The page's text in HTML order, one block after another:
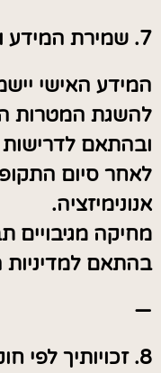
7. שמירת המידע ומחיקתו
המידע האישי
להשגת המטרות
ובהתאם לדרישות
לאחר סיום
אנונימיזציה.
מחיקה מגיבויים
בהתאם למדיניות
—
8. זכויותיך לפי חוק הגנת הפרטיות